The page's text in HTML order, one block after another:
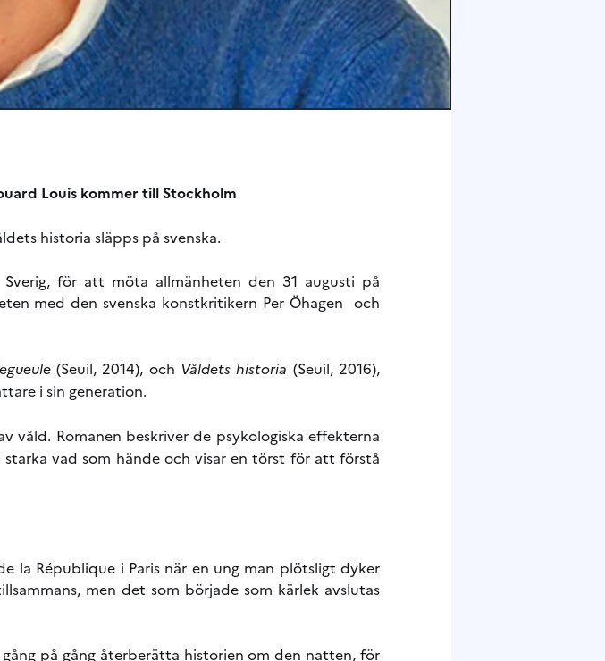
Louis kommer till Stockholm
historia släpps på svenska.
för att möta allmänheten den 31 augusti på
med den svenska konstkritikern Per Öhagen och
(Seuil, 2014), och Våldets historia (Seuil, 2016),
i sin generation.
våld. Romanen beskriver de psykologiska effekterna
vad som hände och visar en törst för att förstå
la République i Paris när en ung man plötsligt dyker
men det som började som kärlek avslutas
på gång återberätta historien om den natten, för